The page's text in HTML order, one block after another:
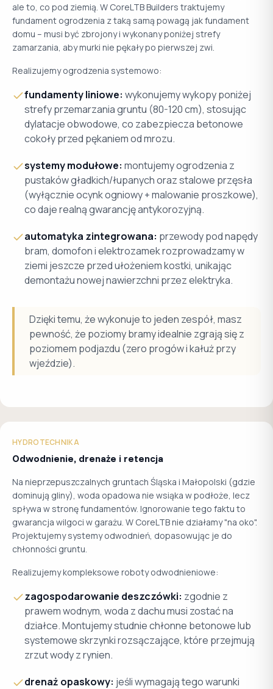
ale to, co pod ziemią. W CoreLTB Builders traktujemy
fundament ogrodzenia z taką samą powagą jak fundament
domu – musi być zbrojony i wykonany poniżej strefy
zamarzania, aby murki nie pękały po pierwszej zwi.
Realizujemy ogrodzenia systemowo:
fundamenty liniowe: wykonujemy wykopy poniżej
strefy przemarzania gruntu (80-120 cm), stosując
dylatacje obwodowe, co zabezpiecza betonowe
cokoły przed pękaniem od mrozu.
systemy modułowe: montujemy ogrodzenia z
pustaków gładkich/łupanych oraz stalowe przęsła
(wyłącznie ocynk ogniowy + malowanie proszkowe),
co daje realną gwarancję antykorozyjną.
automatyka zintegrowana: przewody pod napędy
bram, domofon i elektrozamek rozprowadzamy w
ziemi jeszcze przed ułożeniem kostki, unikając
demontażu nowej nawierzchni przez elektryka.
Dzięki temu, że wykonuje to jeden zespół, masz
pewność, że poziomy bramy idealnie zgrają się z
poziomem podjazdu (zero progów i kałuż przy
wjeździe).
HYDROTECHNIKA
Odwodnienie, drenaże i retencja
Na nieprzepuszczalnych gruntach Śląska i Małopolski (gdzie
dominują gliny), woda opadowa nie wsiąka w podłoże, lecz
spływa w stronę fundamentów. Ignorowanie tego faktu to
gwarancja wilgoci w garażu. W CoreLTB nie działamy "na oko".
Projektujemy systemy odwodnień, dopasowując je do
chłonności gruntu.
Realizujemy kompleksowe roboty odwodnieniowe:
zagospodarowanie deszczówki: zgodnie z
prawem wodnym, woda z dachu musi zostać na
działce. Montujemy studnie chłonne betonowe lub
systemowe skrzynki rozsączające, które przejmują
zrzut wody z rynien.
drenaż opaskowy: jeśli wymagają tego warunki